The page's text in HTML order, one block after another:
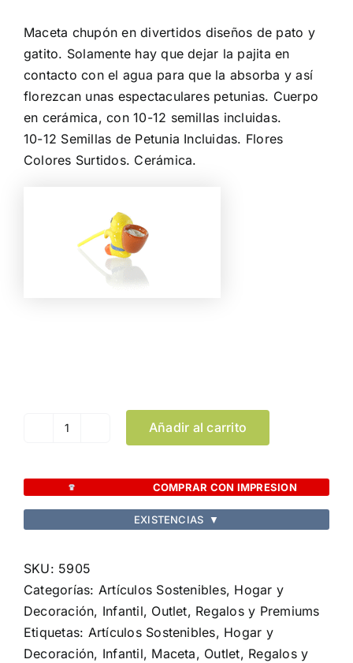
Maceta chupón en divertidos diseños de pato y
gatito. Solamente hay que dejar la pajita en
contacto con el agua para que la absorba y así
florezcan unas espectaculares petunias. Cuerpo
en cerámica, con 10-12 semillas incluidas.
10-12 Semillas de Petunia Incluidas. Flores
Colores Surtidos. Cerámica.
Maceta
cantidad
Añadir al carrito
COMPRAR CON IMPRESION
EXISTENCIAS ▼
SKU: 5905
Categorías: Artículos Sostenibles, Hogar y
Decoración, Infantil, Outlet, Regalos y Premiums
Etiquetas: Artículos Sostenibles, Hogar y
Decoración, Infantil, Maceta, Outlet, Regalos y